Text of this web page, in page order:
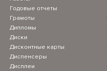
Годовые отчеты
Грамоты
Дипломы
Диски
Дисконтные карты
Диспенсеры
Дисплеи